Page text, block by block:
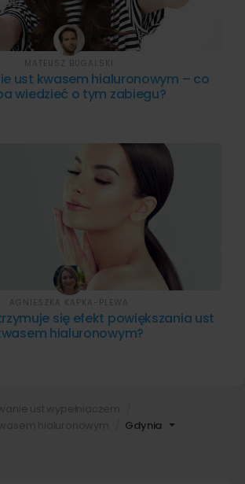
Gdynia
ust kwasem hialuronowym – co
wiedzieć o tym zabiegu?
MATEUSZ BUGALSKI
się efekt powiększania ust
hialuronowym?
AGNIESZKA KAPKA-PLEWA